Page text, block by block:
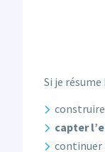
Si je
capter
continuer